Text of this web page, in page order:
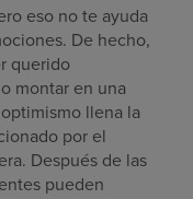
eso no te ayuda
De hecho,
querido
montar en una
llena la
por el
Después de las
pueden